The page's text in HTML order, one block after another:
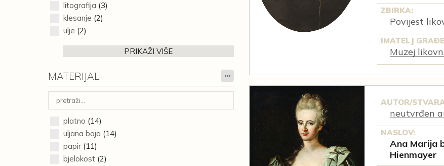
litografija (3)
klesanje (2)
ulje (2)
PRIKAŽI VIŠE
MATERIJAL
platno (14)
uljana boja (14)
papir(11)
bjelokost(2)
ZBIRKA:
Povijest
IMATELJ
Muzej
AUTOR/
neutvrđen
NASLOV:
Ana Marija
Hienmayer